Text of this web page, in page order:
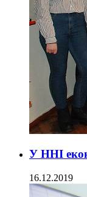
У ННІ
16.12.2019